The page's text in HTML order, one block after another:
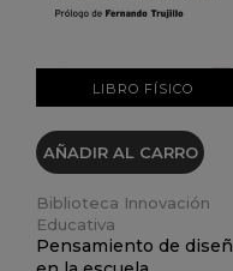
LIBRO FÍSICO
AÑADIR AL CARRO
Biblioteca Innovación
Educativa
Pensamiento de